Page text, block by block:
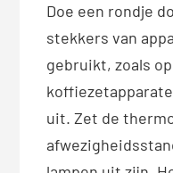
Doe een rondje
stekkers van
gebruikt, zoals
uit. Zet de